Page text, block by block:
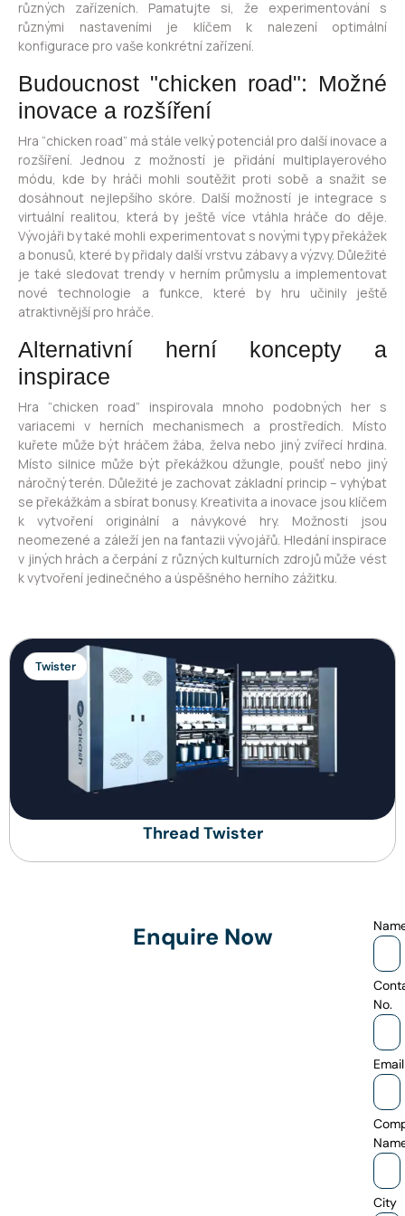
různých zařízeních. Pamatujte si, že experimentování s
různými nastaveními je klíčem k nalezení optimální
konfigurace pro vaše konkrétní zařízení.
Budoucnost "chicken road": Možné
inovace a rozšíření
Hra “chicken road” má stále velký potenciál pro další inovace a
rozšíření. Jednou z možností je přidání multiplayerového
módu, kde by hráči mohli soutěžit proti sobě a snažit se
dosáhnout nejlepšího skóre. Další možností je integrace s
virtuální realitou, která by ještě více vtáhla hráče do děje.
Vývojáři by také mohli experimentovat s novými typy překážek
a bonusů, které by přidaly další vrstvu zábavy a výzvy. Důležité
je také sledovat trendy v herním průmyslu a implementovat
nové technologie a funkce, které by hru učinily ještě
atraktivnější pro hráče.
Alternativní herní koncepty a
inspirace
Hra “chicken road” inspirovala mnoho podobných her s
variacemi v herních mechanismech a prostředích. Místo
kuřete může být hráčem žába, želva nebo jiný zvířecí hrdina.
Místo silnice může být překážkou džungle, poušť nebo jiný
náročný terén. Důležité je zachovat základní princip – vyhýbat
se překážkám a sbírat bonusy. Kreativita a inovace jsou klíčem
k vytvoření originální a návykové hry. Možnosti jsou
neomezené a záleží jen na fantazii vývojářů. Hledání inspirace
v jiných hrách a čerpání z různých kulturních zdrojů může vést
k vytvoření jedinečného a úspěšného herního zážitku.
Twister
Thread Twister
Enquire Now
No.
Email
City